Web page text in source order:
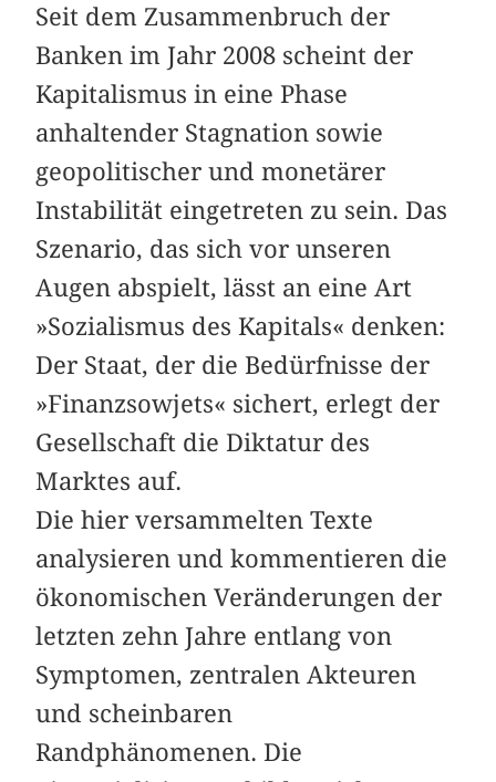
Seit dem Zusammenbruch der
Banken im Jahr 2008 scheint der
Kapitalismus in eine Phase
anhaltender Stagnation sowie
geopolitischer und monetärer
Instabilität eingetreten zu sein. Das
Szenario, das sich vor unseren
Augen abspielt, lässt an eine Art
»Sozialismus des Kapitals« denken:
Der Staat, der die Bedürfnisse der
»Finanzsowjets« sichert, erlegt der
Gesellschaft die Diktatur des
Marktes auf.
Die hier versammelten Texte
analysieren und kommentieren die
ökonomischen Veränderungen der
letzten zehn Jahre entlang von
Symptomen, zentralen Akteuren
und scheinbaren
Randphänomenen. Die